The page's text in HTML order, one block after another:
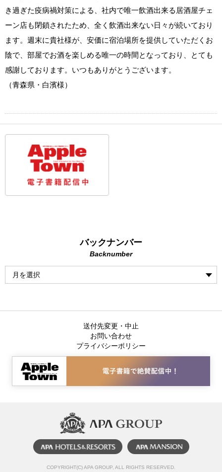
き過ぎた疫病禍対策による、社内で唯一飲酒出来る居酒屋チェ
ーン店も閉鎖されたため、全く飲酒出来ない日々が続いており
ます。週末に貴社様が、安価に宿泊場所を提供していただくお
陰で、部屋でお酒を楽しめる唯一の時間となっており、とても
感謝しております。いつもありがとうございます。
（青森県・白濱様）
バックナンバー
Backnumber
送付先変更・中止
お問い合わせ
プライバシーポリシー
COPYRIGHT(C) APA GROUP, ALL RIGHTS RESERVED.